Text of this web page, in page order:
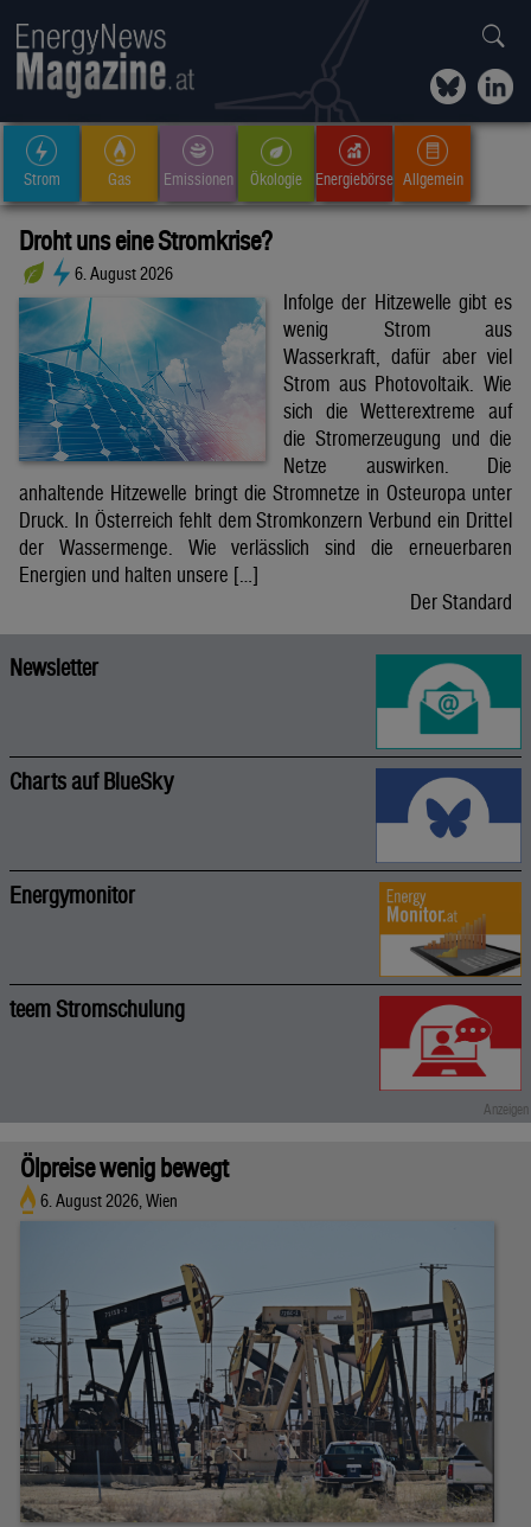
Strom Gas Emissionen Ökologie Energiebörse Allgemein
Droht uns eine Stromkrise?
6. August 2026
Infolge der Hitzewelle gibt es
wenig Strom aus
Wasserkraft, dafür aber viel
Strom aus Photovoltaik. Wie
sich die Wetterextreme auf
die Stromerzeugung und die
Netze auswirken. Die
anhaltende Hitzewelle bringt die Stromnetze in Osteuropa unter
Druck. In Österreich fehlt dem Stromkonzern Verbund ein Drittel
der Wassermenge. Wie verlässlich sind die erneuerbaren
Energien und halten unsere […]
Der Standard
Newsletter
Charts auf BlueSky
Energymonitor
teem Stromschulung
Ölpreise wenig bewegt
6. August 2026, Wien